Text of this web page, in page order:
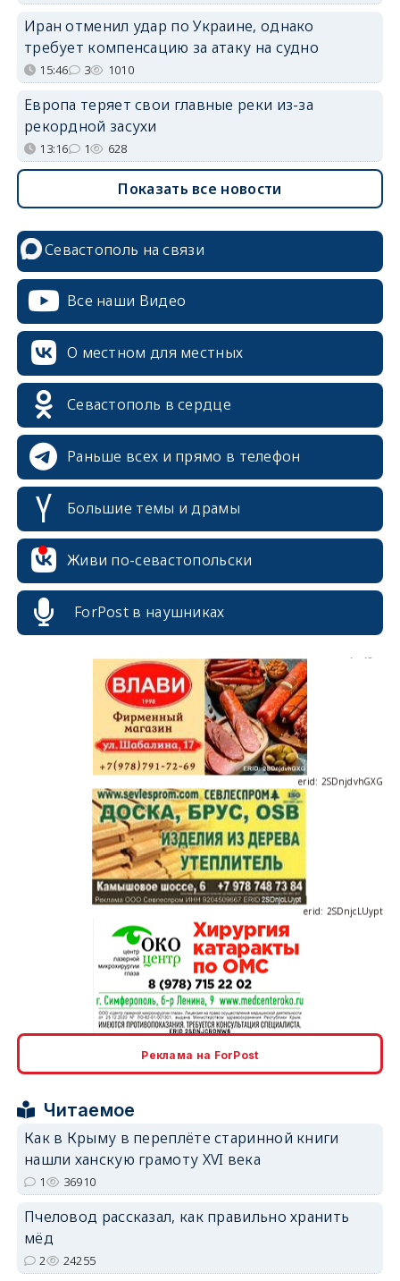
Иран отменил удар по Украине, однако
требует компенсацию за атаку на судно
15:46 3 1010
Европа теряет свои главные реки из-за
рекордной засухи
13:16 1 628
Показать все новости
Севастополь на связи
Все наши Видео
О местном для местных
Севастополь в сердце
Раньше всех и прямо в телефон
Большие темы и драмы
Живи по-севастопольски
ForPost в наушниках
erid: 2SDnjdvhGXG
erid: 2SDnjcLUypt
erid: 2SDnjcrDNw6
Реклама на ForPost
Читаемое
Как в Крыму в переплёте старинной книги
нашли ханскую грамоту XVI века
1 36910
Пчеловод рассказал, как правильно хранить
мёд
2 24255